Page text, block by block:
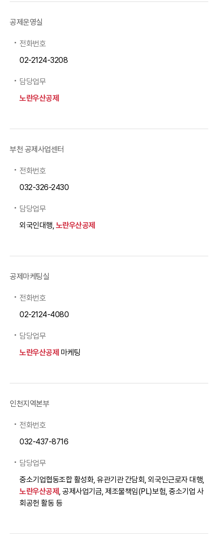
공제운영실
전화번호
02-2124-3208
담당업무
노란우산공제
부천 공제사업센터
전화번호
032-326-2430
담당업무
외국인대행, 노란우산공제
공제마케팅실
전화번호
02-2124-4080
담당업무
노란우산공제 마케팅
인천지역본부
전화번호
032-437-8716
담당업무
중소기업협동조합 활성화, 유관기관 간담회, 외국인근로자 대행,
노란우산공제 , 공제사업기금, 제조물책임(PL)보험, 중소기업 사
회공헌 활동 등